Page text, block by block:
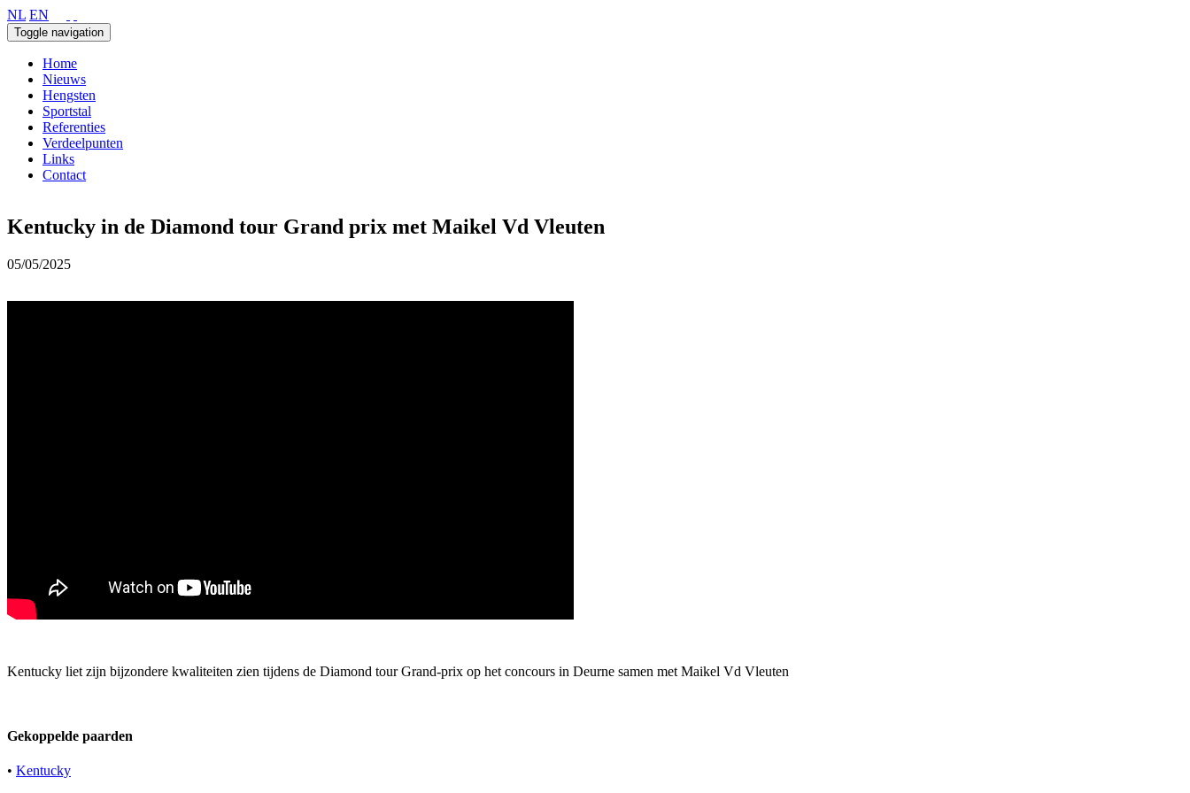
NL EN
Toggle navigation
Home
Nieuws
Hengsten
Sportstal
Referenties
Verdeelpunten
Links
Contact
Kentucky in de Diamond tour Grand prix met Maikel Vd Vleuten
05/05/2025
Kentucky liet zijn bijzondere kwaliteiten zien tijdens de Diamond tour Grand-prix op het concours in Deurne samen met Maikel Vd Vleuten
Gekoppelde paarden
• Kentucky